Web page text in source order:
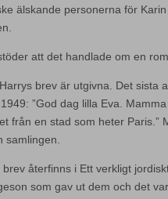
älskande personerna för
att det handlade om en
brev är utgivna. Det sista
”God dag lilla Eva.
från en stad som heter Paris.”
samlingen.
brev återfinns i Ett verkligt
som gav ut dem och det